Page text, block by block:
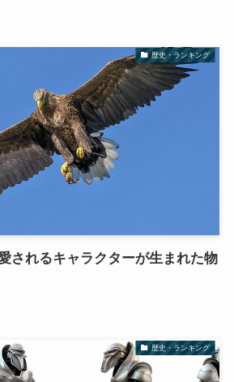
歴史・ランキング
されるキャラクターが生まれた物
歴史・ランキング